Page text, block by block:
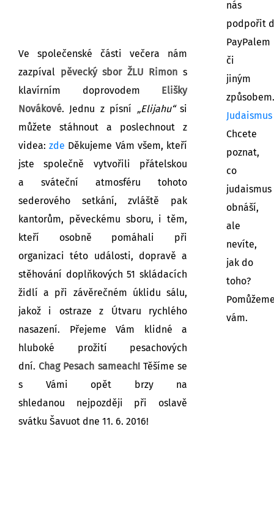
Ve společenské části večera nám
zazpíval pěvecký sbor ŽLU Rimon s
klavírním doprovodem
Elišky
Novákové. Jednu z písní „Elijahu“si
můžete stáhnout a poslechnout z
videa:zde Děkujeme Vám všem, kteří
jste společně vytvořili přátelskou
a sváteční atmosféru tohoto
sederového setkání, zvláště pak
kantorům, pěveckému sboru, i těm,
kteří osobně pomáhali při
organizaci této události, dopravě a
stěhování doplňkových 51 skládacích
židlí a při závěrečném úklidu sálu,
jakož i ostraze z Útvaru rychlého
nasazení. Přejeme Vám klidné a
hluboké prožití pesachových
dní. Chag Pesach sameach!Těšíme se
s Vámi opět brzy na
shledanou nejpozději při oslavě
svátku Šavuot dne 11. 6. 2016!
nás
podpořit
PayPalem
či
jiným
způsobem.
Judaismus
Chcete
poznat,
co
judaismus
obnáší,
ale
nevíte,
jak do
toho?
vám.